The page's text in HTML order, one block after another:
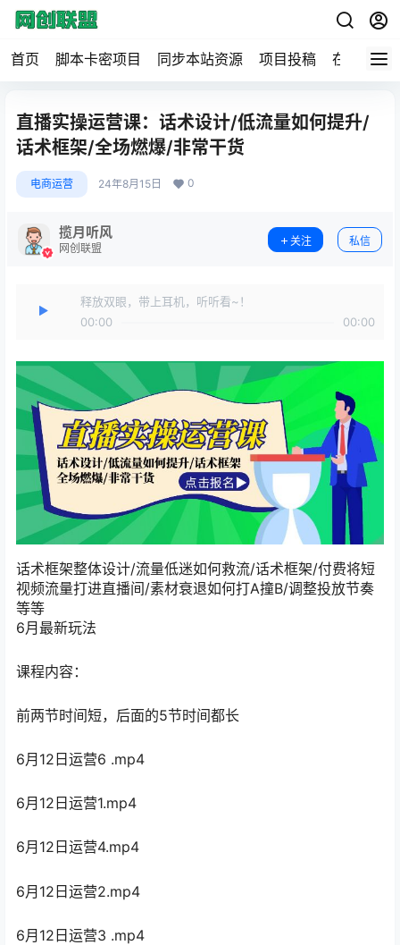
首页 脚本卡密项目 同步本站资源 项目投稿 在线工具
直播实操运营课：话术设计/低流量如何提升/
话术框架/全场燃爆/非常干货
电商运营 24年8月15日 0
揽月听风
网创联盟
关注 私信
释放双眼，带上耳机，听听看~！
00:00
00:00
话术框架整体设计/流量低迷如何救流/话术框架/付费将短
视频流量打进直播间/素材衰退如何打A撞B/调整投放节奏
等等
6月最新玩法
课程内容：
前两节时间短，后面的5节时间都长
6月12日运营6 .mp4
6月12日运营1.mp4
6月12日运营4.mp4
6月12日运营2.mp4
6月12日运营3 .mp4